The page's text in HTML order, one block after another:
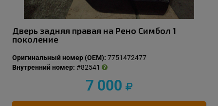
Дверь задняя правая на Рено Симбол 1
поколение
Оригинальный номер (OEM): 7751472477
Внутренний номер: #82541
7 000